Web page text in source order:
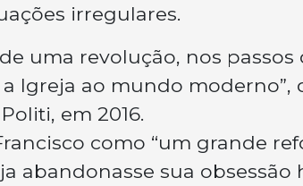
irregulares.
uma revolução, nos passos
Igreja ao mundo moderno”,
em 2016.
como “um grande
abandonasse sua obsessão